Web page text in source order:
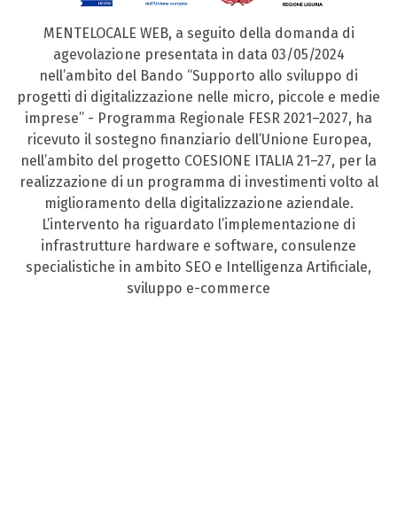
MENTELOCALE WEB, a seguito della domanda di
agevolazione presentata in data 03/05/2024
nell’ambito del Bando “Supporto allo sviluppo di
progetti di digitalizzazione nelle micro, piccole e medie
imprese” - Programma Regionale FESR 2021–2027, ha
ricevuto il sostegno finanziario dell’Unione Europea,
nell’ambito del progetto COESIONE ITALIA 21–27, per la
realizzazione di un programma di investimenti volto al
miglioramento della digitalizzazione aziendale.
L’intervento ha riguardato l’implementazione di
infrastrutture hardware e software, consulenze
specialistiche in ambito SEO e Intelligenza Artificiale,
sviluppo e-commerce